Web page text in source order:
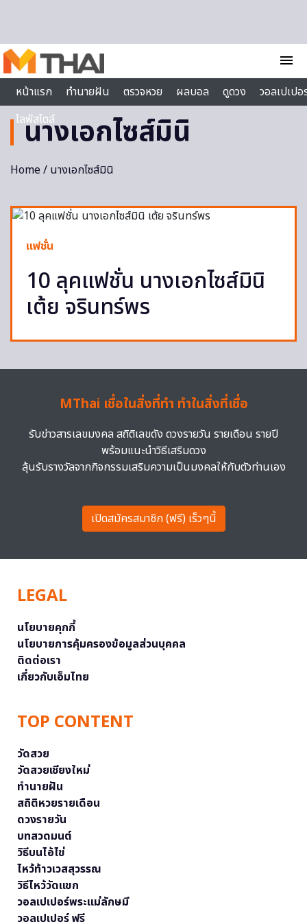
menu
หน้าแรก
ทำนายฝัน ตรวจหวย ผลบอล ดูดวง
วอลเปเป
ไลฟ์สไตล์
นางเอกไซส์มินิ
Home/ นางเอกไซส์มินิ
แฟชั่น
10 ลุคแฟชั่น นางเอกไซส์มินิ
เต้ย จรินทร์พร
MThai เชื่อในสิ่งที่ทำ ทำในสิ่งที่เชื่อ
รับข่าวสารเลขมงคล สถิติเลขดัง ดวงรายวัน รายเดือน รายปี
พร้อมแนะนำวิธีเสริมดวง
ลุ้นรับรางวัลจากกิจกรรมเสริมความเป็นมงคลให้กับตัวท่านเอง
เปิดสมัครสมาชิก (ฟรี) เร็วๆนี้
LEGAL
นโยบายคุกกี้
นโยบายการคุ้มครองข้อมูลส่วนบุคคล
ติดต่อเรา
เกี่ยวกับเอ็มไทย
TOP CONTENT
วัดสวย
วัดสวยเชียงใหม่
ทำนายฝัน
สถิติหวยรายเดือน
ดวงรายวัน
บทสวดมนต์
วิธีบนไอ้ไข่
ไหว้ท้าวเวสสุวรรณ
วิธีไหว้วัดแขก
วอลเปเปอร์พระแม่ลักษมี
วอลเปเปอร์ ฟรี